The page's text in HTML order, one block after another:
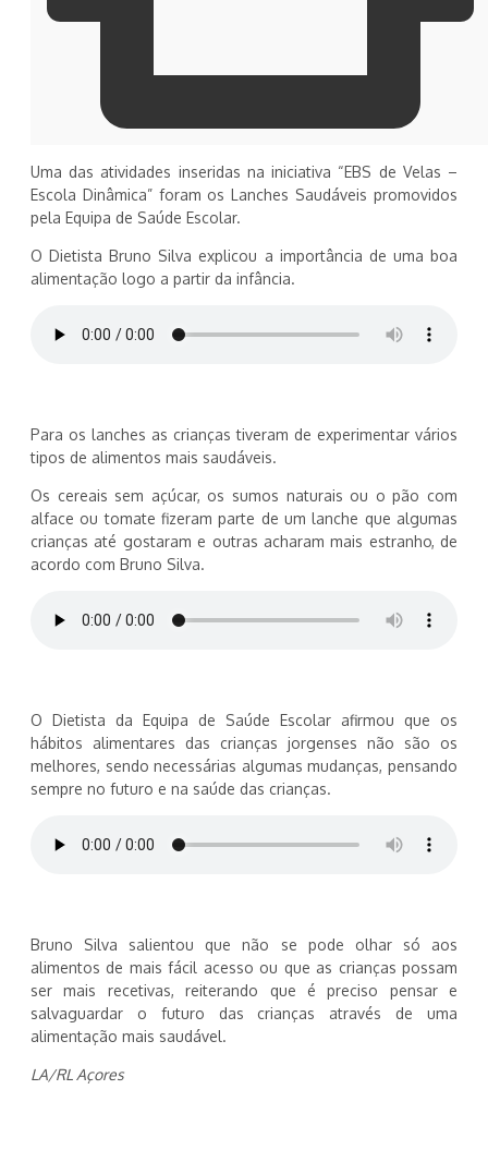
Uma das atividades inseridas na iniciativa “EBS de Velas –
Escola Dinâmica” foram os Lanches Saudáveis promovidos
pela Equipa de Saúde Escolar.
O Dietista Bruno Silva explicou a importância de uma boa
alimentação logo a partir da infância.
Para os lanches as crianças tiveram de experimentar vários
tipos de alimentos mais saudáveis.
Os cereais sem açúcar, os sumos naturais ou o pão com
alface ou tomate fizeram parte de um lanche que algumas
crianças até gostaram e outras acharam mais estranho, de
acordo com Bruno Silva.
O Dietista da Equipa de Saúde Escolar afirmou que os
hábitos alimentares das crianças jorgenses não são os
melhores, sendo necessárias algumas mudanças, pensando
sempre no futuro e na saúde das crianças.
Bruno Silva salientou que não se pode olhar só aos
alimentos de mais fácil acesso ou que as crianças possam
ser mais recetivas, reiterando que é preciso pensar e
salvaguardar o futuro das crianças através de uma
alimentação mais saudável.
LA/RL Açores